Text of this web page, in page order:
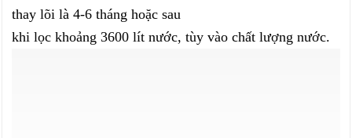
thay lõi là 4-6 tháng hoặc sau
khi lọc khoảng 3600 lít nước, tùy vào chất lượng nước.